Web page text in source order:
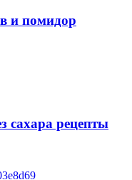
и помидор
сахара рецепты